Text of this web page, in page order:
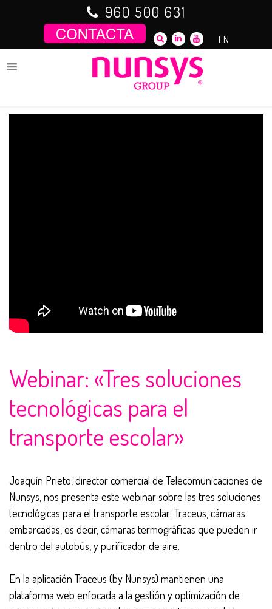
960 500 631
EN
Webinar: «Tres soluciones
tecnológicas para el
transporte escolar»
Joaquín Prieto, director comercial de Telecomunicaciones de
Nunsys, nos presenta este webinar sobre las tres soluciones
tecnológicas para el transporte escolar: Traceus, cámaras
embarcadas, es decir, cámaras termográficas que pueden ir
dentro del autobús, y purificador de aire.
En la aplicación Traceus (by Nunsys) mantienen una
plataforma web enfocada a la gestión y optimización de